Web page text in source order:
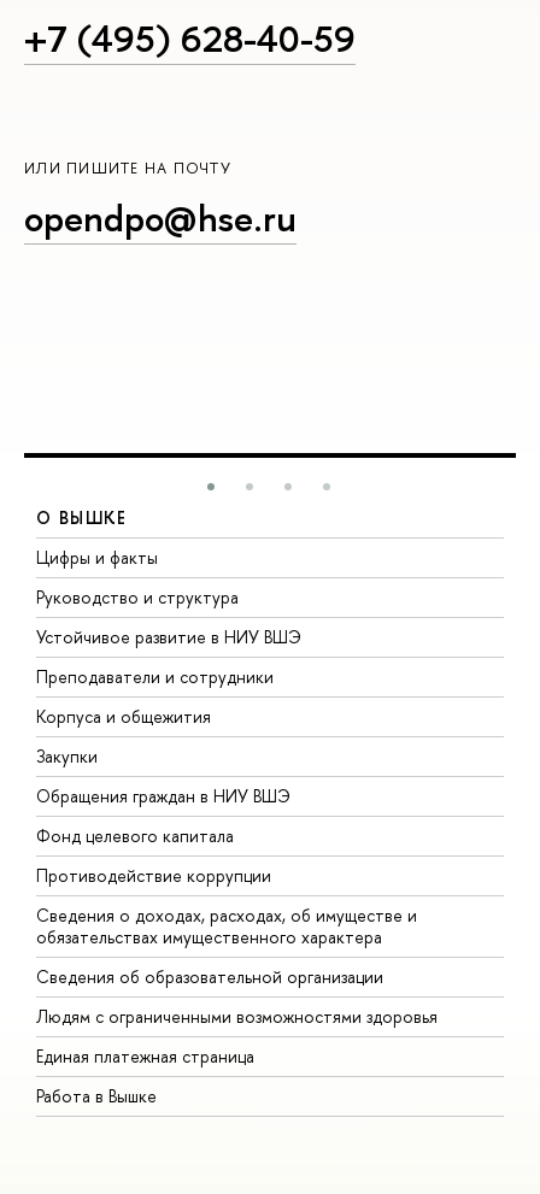
+7 (495) 628-40-59
ИЛИ ПИШИТЕ НА ПОЧТУ
opendpo@hse.ru
О ВЫШКЕ
Цифры и факты
Руководство и структура
Устойчивое развитие в НИУ ВШЭ
Преподаватели и сотрудники
Корпуса и общежития
Закупки
Обращения граждан в НИУ ВШЭ
Фонд целевого капитала
Противодействие коррупции
Сведения о доходах, расходах, об имуществе и
обязательствах имущественного характера
Сведения об образовательной организации
Людям с ограниченными возможностями здоровья
Единая платежная страница
Работа в Вышке